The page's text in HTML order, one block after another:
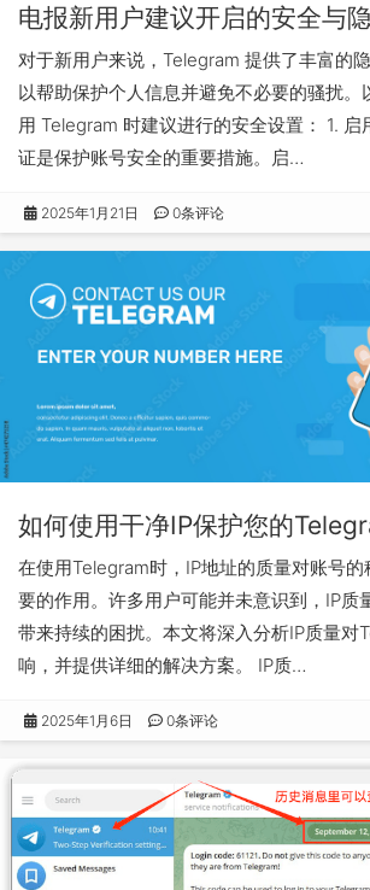
电报新用户建议开启的安全与
对于新用户来说，Telegram 提供了丰富的
以帮助保护个人信息并避免不必要的骚扰。
用 Telegram 时建议进行的安全设置： 1.
证是保护账号安全的重要措施。启…
2025年1月21日 0条评论
如何使用干净IP保护您的
在使用Telegram时，IP地址的质量对账号
要的作用。许多用户可能并未意识到，IP质
带来持续的困扰。本文将深入分析IP质量对
响，并提供详细的解决方案。 IP质…
2025年1月6日 0条评论